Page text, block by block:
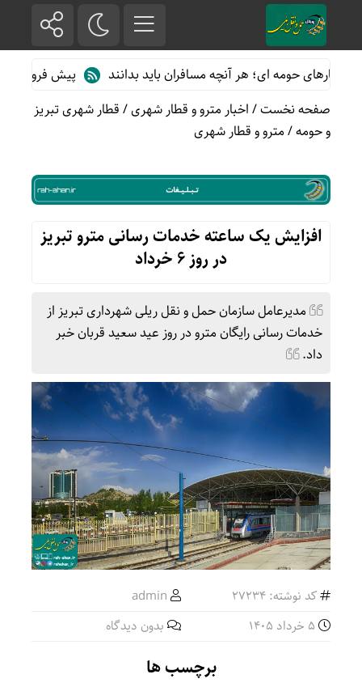
حومه ای؛ هر آنچه مسافران باید بدانند
پیش فروش بلیت
صفحه نخست/اخبار مترو و قطار شهری/قطار شهری تبریز
و حومه/مترو و قطار شهری
افزایش یک ساعته خدمات رسانی مترو تبریز
در روز ۶ خرداد
مدیرعامل سازمان حمل و نقل ریلی شهرداری تبریز از
خدمات رسانی رایگان مترو در روز عید سعید قربان خبر
داد.
کد نوشته: 27234
admin
بدون دیدگاه
برچسب ها